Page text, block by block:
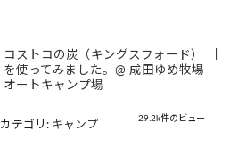
コストコの炭（キングスフォード）
を使ってみました。@ 成田ゆめ牧場
オートキャンプ場
29.2k件のビュー
カテゴリ: キャンプ